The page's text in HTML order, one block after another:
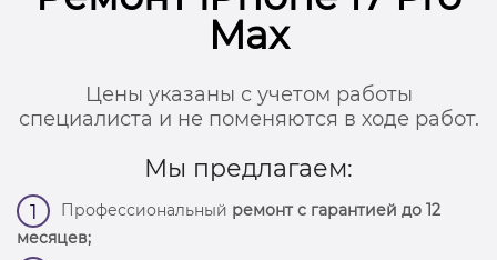
Max
Цены указаны с учетом работы
специалиста и не поменяются в ходе работ.
Мы предлагаем:
1 Профессиональный ремонт с гарантией до 12
месяцев;